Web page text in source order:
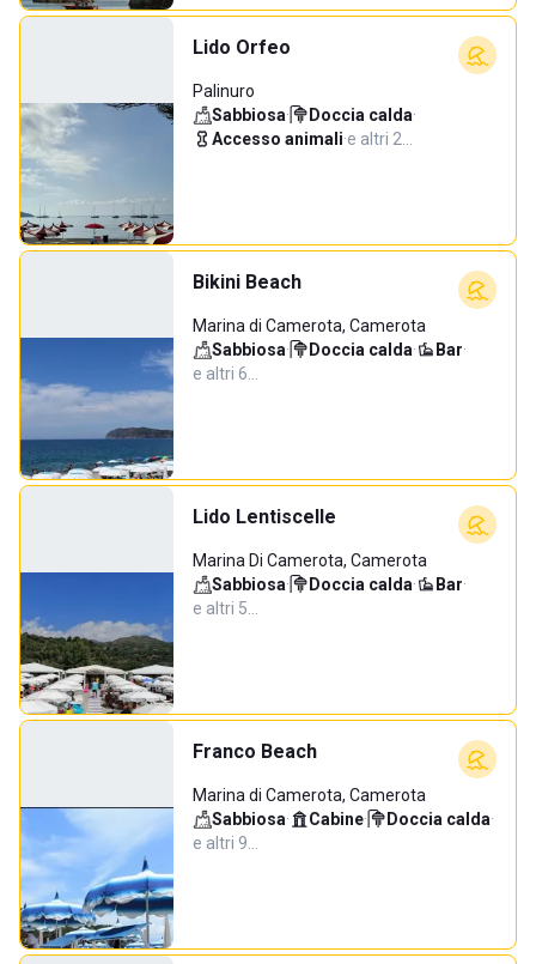
Lido Orfeo
Palinuro
Sabbiosa· Doccia calda·
Accesso animali·e altri 2…
Bikini Beach
Marina di Camerota, Camerota
Sabbiosa· Doccia calda· Bar·
e altri 6…
Lido Lentiscelle
Marina Di Camerota, Camerota
Sabbiosa· Doccia calda· Bar·
e altri 5…
Franco Beach
Marina di Camerota, Camerota
Sabbiosa· Cabine· Doccia calda·
e altri 9…